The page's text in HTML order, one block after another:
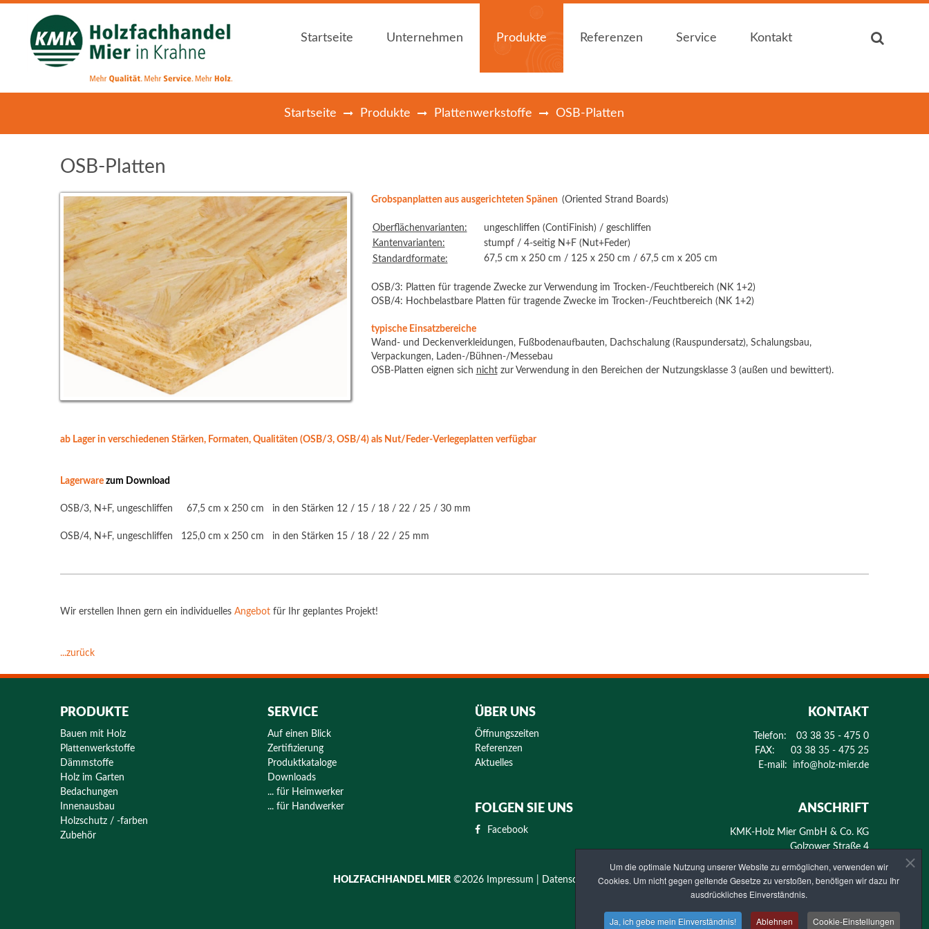
Um die optimale Nutzung unserer Website zu ermöglichen, verwenden wir
Cookies. Um nicht gegen geltende Gesetze zu verstoßen, benötigen wir dazu Ihr
ausdrückliches Einverständnis.
Ja, ich gebe mein Einverständnis! Ablehnen Cookie-Einstellungen
Startseite Unternehmen
Holzfachhandel Mier
Produkte
Bauen mit Holz
Bedachungen
Innenausbau
Holzschutz / -
Zubehör
Referenzen Service
... für Heimwerker
... für Handwerker
Kontakt
Startseite Unternehmen
Holzfachhandel Mier
News
Produkte
Bauen mit Holz
Plattenwerkstoffe
Bedachungen
Innenausbau
Holzschutz / -
farben
Zubehör
Referenzen Service
Zertifizierung
... für Heimwerker
... für Handwerker
Kontakt
Kontakt / Anfahrt
Startseite Produkte Plattenwerkstoffe OSB-Platten
OSB-Platten
Grobspanplatten aus ausgerichteten Spänen (Oriented Strand Boards)
Oberflächenvarianten:
ungeschliffen (ContiFinish) / geschliffen
Kantenvarianten:
stumpf / 4-seitig N+F (Nut+Feder)
Standardformate:
67,5 cm x 250 cm / 125 x 250 cm / 67,5 cm x 205 cm
OSB/3: Platten für tragende Zwecke zur Verwendung im Trocken-/Feuchtbereich (NK 1+2)
OSB/4: Hochbelastbare Platten für tragende Zwecke im Trocken-/Feuchtbereich (NK 1+2)
typische Einsatzbereiche
Wand- und Deckenverkleidungen, Fußbodenaufbauten, Dachschalung (Rauspundersatz), Schalungsbau,
Verpackungen, Laden-/Bühnen-/Messebau
OSB-Platten eignen sich nichtzur Verwendung in den Bereichen der Nutzungsklasse 3 (außen und bewittert).
ab Lager in verschiedenen Stärken, Formaten, Qualitäten (OSB/3, OSB/4) als Nut/Feder-Verlegeplatten verfügbar
Lagerware zum Download
OSB/3, N+F, ungeschliffen 67,5 cm x 250 cm in den Stärken 12 / 15 / 18 / 22 / 25 / 30 mm
OSB/4, N+F, ungeschliffen 125,0 cm x 250 cm in den Stärken 15 / 18 / 22 / 25 mm
Wir erstellen Ihnen gern ein individuelles Angebot für Ihr geplantes Projekt!
...zurück
PRODUKTE
Bauen mit Holz
Plattenwerkstoffe
Dämmstoffe
Holz im Garten
Bedachungen
Innenausbau
Holzschutz / -farben
Zubehör
SERVICE
Auf einen Blick
Zertifizierung
Produktkataloge
Downloads
... für Heimwerker
... für Handwerker
ÜBER UNS
Öffnungszeiten
Referenzen
Aktuelles
FOLGEN SIE UNS
Facebook
KONTAKT
Telefon:
03 38 35 - 475 0
FAX:
03 38 35 - 475 25
E-mail: info@holz-mier.de
ANSCHRIFT
KMK-Holz Mier GmbH & Co. KG
Golzower Straße 4
HOLZFACHHANDEL MIER ©2026 Impressum | Datenschutz